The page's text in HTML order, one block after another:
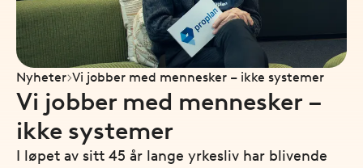
Nyheter Vi jobber med mennesker – ikke systemer
Vi jobber med mennesker –
ikke systemer
I løpet av sitt 45 år lange yrkesliv har blivende